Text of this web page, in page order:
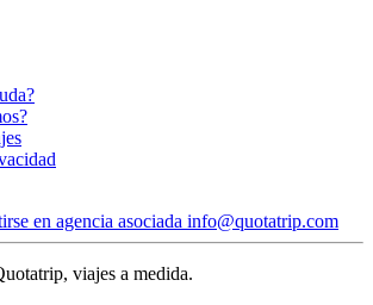
en agencia asociada info@quotatrip.com
viajes a medida.